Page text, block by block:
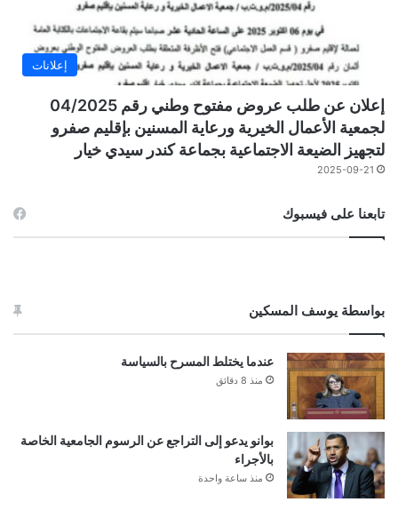
إعلانات
إعلان عن طلب عروض مفتوح وطني رقم 04/2025
لجمعية الأعمال الخيرية ورعاية المسنين بإقليم صفرو
لتجهيز الضيعة الاجتماعية بجماعة كندر سيدي خيار
2025-09-21
تابعنا على فيسبوك
بواسطة يوسف المسكين
عندما يختلط المسرح بالسياسة
منذ 8 دقائق
بوانو يدعو إلى التراجع عن الرسوم الجامعية الخاصة
بالأجراء
منذ ساعة واحدة